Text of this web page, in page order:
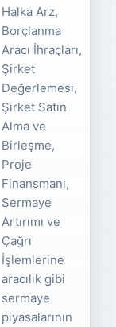
Halka Arz,
Borçlanma
Aracı İhraçları,
Şirket
Değerlemesi,
Şirket Satın
Alma ve
Birleşme,
Proje
Finansmanı,
Sermaye
Artırımı ve
Çağrı
İşlemlerine
aracılık gibi
sermaye
piyasalarının